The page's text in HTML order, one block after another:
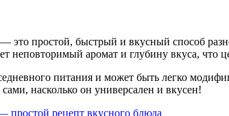
простой, быстрый и вкусный способ
неповторимый аромат и глубину вкуса, что
питания и может быть легко
насколько он универсален и вкусен!
простой рецепт вкусного блюда